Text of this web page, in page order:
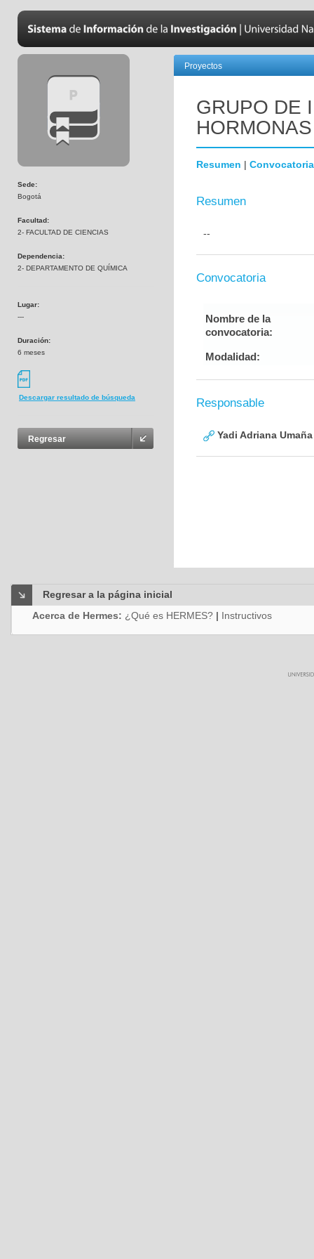
Sede:
Bogotá
Facultad:
2- FACULTAD DE CIENCIAS
Dependencia:
2- DEPARTAMENTO DE QUÍMICA
Lugar:
---
Duración:
6 meses
Descargar resultado de búsqueda
Regresar
Proyectos
GRUPO DE
HORMONAS
Resumen | Convocatoria
Resumen
--
Convocatoria
Nombre de la
convocatoria:
Modalidad:
Responsable
Yadi Adriana
Regresar a la página inicial
Acerca de Hermes: ¿Qué es HERMES? | Instructivos